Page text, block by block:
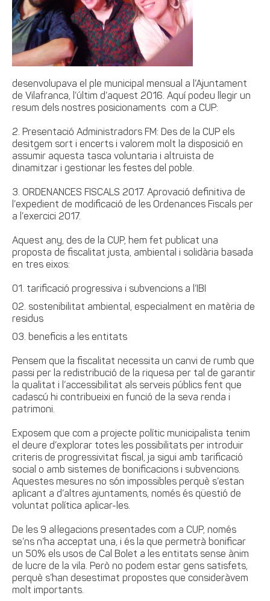
desenvolupava el ple municipal mensual a l’Ajuntament
de Vilafranca, l’últim d’aquest 2016. Aquí podeu llegir un
resum dels nostres posicionaments com a CUP:
2. Presentació Administradors FM: Des de la CUP els
desitgem sort i encerts i valorem molt la disposició en
assumir aquesta tasca voluntaria i altruista de
dinamitzar i gestionar les festes del poble.
3. ORDENANCES FISCALS 2017. Aprovació definitiva de
l’expedient de modificació de les Ordenances Fiscals per
a l’exercici 2017.
Aquest any, des de la CUP, hem fet publicat una
proposta de fiscalitat justa, ambiental i solidària basada
en tres eixos:
tarificació progressiva i subvencions a l’IBI
sostenibilitat ambiental, especialment en matèria de
residus
beneficis a les entitats
Pensem que la fiscalitat necessita un canvi de rumb que
passi per la redistribució de la riquesa per tal de garantir
la qualitat i l’accessibilitat als serveis públics fent que
cadascú hi contribueixi en funció de la seva renda i
patrimoni.
Exposem que com a projecte polític municipalista tenim
el deure d’explorar totes les possibilitats per introduir
criteris de progressivitat fiscal, ja sigui amb tarificació
social o amb sistemes de bonificacions i subvencions.
Aquestes mesures no són impossibles perquè s’estan
aplicant a d’altres ajuntaments, només és qüestió de
voluntat política aplicar-les.
De les 9 al·legacions presentades com a CUP, només
se’ns n’ha acceptat una, i és la que permetrà bonificar
un 50% els usos de Cal Bolet a les entitats sense ànim
de lucre de la vila. Però no podem estar gens satisfets,
perquè s’han desestimat propostes que consideràvem
molt importants.